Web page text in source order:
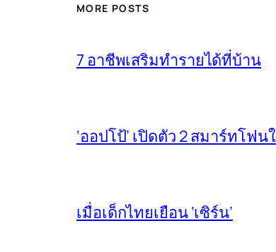
MORE POSTS
7 อาชีพเสริมทำรายได้ที่บ้าน
‘ออปโป้’ เปิดตัว 2 สมาร์ทโฟน
เมื่อเด็กไทยเยือน ‘เซิร์น’